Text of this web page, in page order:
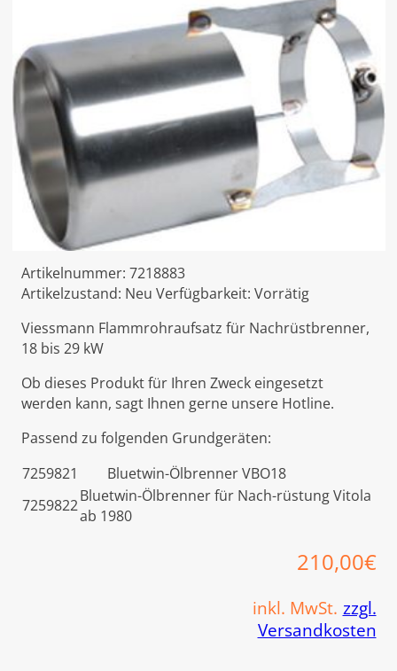
Artikelnummer: 7218883
Artikelzustand: Neu Verfügbarkeit: Vorrätig
Viessmann Flammrohraufsatz für Nachrüstbrenner,
18 bis 29 kW
Ob dieses Produkt für Ihren Zweck eingesetzt
werden kann, sagt Ihnen gerne unsere Hotline.
Passend zu folgenden Grundgeräten:
7259821
Bluetwin-Ölbrenner VBO18
7259822Bluetwin-Ölbrenner für Nach-rüstung Vitola
ab 1980
210,00€
inkl. MwSt. zzgl.
Versandkosten